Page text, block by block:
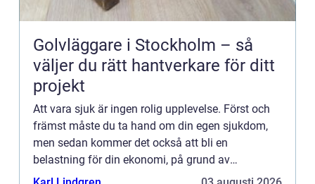
Golvläggare i Stockholm – så
väljer du rätt hantverkare för ditt
projekt
Att vara sjuk är ingen rolig upplevelse. Först och
främst måste du ta hand om din egen sjukdom,
men sedan kommer det också att bli en
belastning för din ekonomi, på grund av
sjukhuskostnader och utebliven inkomst. Det